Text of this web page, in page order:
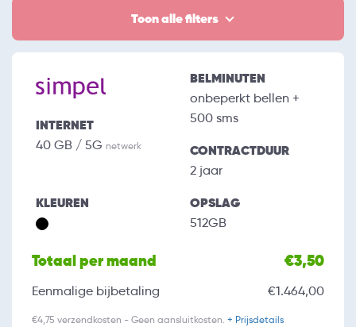
Toon alle filters
INTERNET
40 GB / 5G netwerk
BELMINUTEN
onbeperkt bellen +
500 sms
CONTRACTDUUR
2 jaar
KLEUREN OPSLAG
512GB
Totaal per maand €3,50
Eenmalige bijbetaling €1.464,00
€4,75 verzendkosten - Geen aansluitkosten. + Prijsdetails